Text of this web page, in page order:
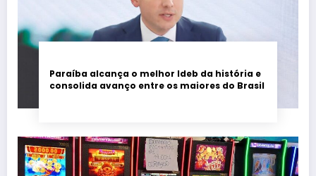
Paraíba alcança o melhor Ideb da história e
consolida avanço entre os maiores do Brasil